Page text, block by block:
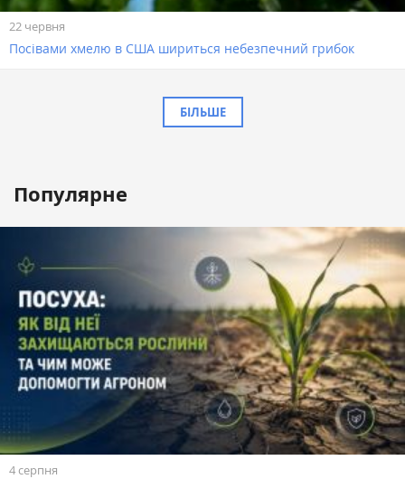
22 червня
Посівами хмелю в США шириться небезпечний грибок
БІЛЬШЕ
Популярне
4 серпня